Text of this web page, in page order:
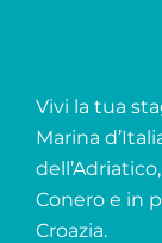
Vivi la tua
Marina
Conero e in
Croazia.